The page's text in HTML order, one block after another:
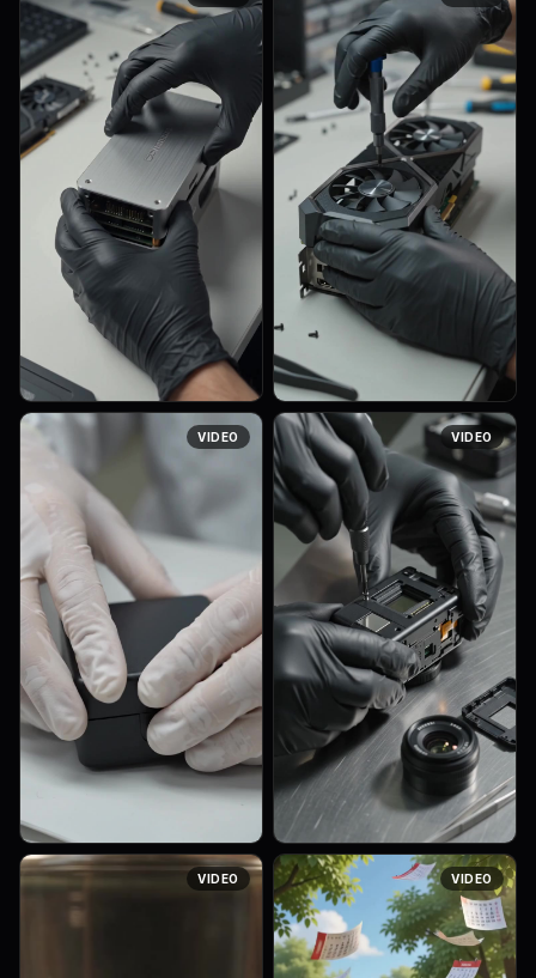
cinematic clip. Preserve the
exact identity of the girl: she
has [shoulder-length wavy
chestnut hair, hazel almond...
второго этажа как точную
архитектурную основу для
создания внешнего облика
двухэтажного частного
дома. Архитектура...
ASMR macro sequence
showcasing the complete
process of extracting gold
from e-waste. 1. A pair of
gloved hands carefully
disassembles [OB...
ASMR macro sequence
showcasing the complete
process of extracting gold
from e-waste. 1. A pair of
gloved hands carefully
disassembles [Gr...
VIDEO
Extreme macro shot: a pair of
gloved hands carefully
disassembles [OBJECT] on a
clean workbench —
VIDEO
ASMR macro sequence
showcasing the complete
process of extracting gold
from e-waste. 1. A pair of
gloved hands carefully
disassembles Cam...
VIDEO VIDEO